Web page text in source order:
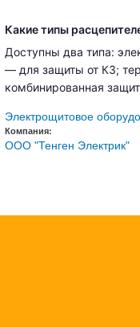
Какие типы
Доступны два типа:
— для защиты от КЗ;
комбинированная
Электрощитовое
Компания:
ООО "Тенген Электрик"